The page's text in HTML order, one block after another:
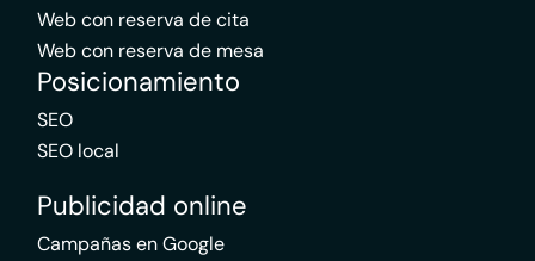
Web con reserva de cita
Web con reserva de mesa
Posicionamiento
SEO
SEO local
Publicidad online
Campañas en Google